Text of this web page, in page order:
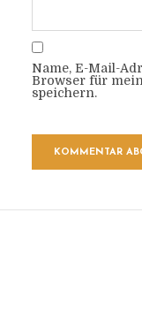
Name, E-Mail-
Browser für
speichern.